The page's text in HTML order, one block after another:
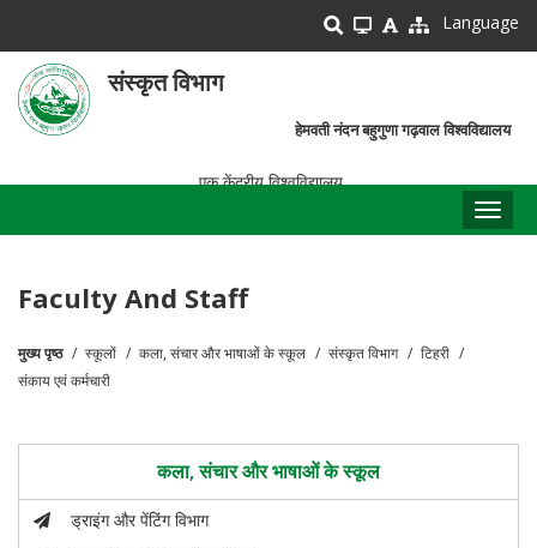
main
content
Language
संस्कृत विभाग
हेमवती नंदन बहुगुणा गढ़वाल विश्वविद्यालय
एक केंद्रीय विश्वविद्यालय
Faculty And Staff
पग
मुख्य पृष्ठ स्कूलों कला, संचार और भाषाओं के स्कूल संस्कृत विभाग
टिहरी
संकाय एवं कर्मचारी
कला, संचार और भाषाओं के स्कूल
ड्राइंग और पेंटिंग विभाग